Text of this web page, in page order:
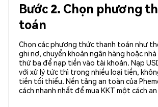
Bước 2. Chọn phương
toán
Chọn các phương thức thanh toán như
ghi nợ, chuyển khoản ngân hàng hoặc
thứ ba để nạp tiền vào tài khoản. Nạp
với xử lý tức thì trong nhiều loại tiền,
tiền tối thiểu. Nền tảng an toàn của
cách nhanh nhất để mua KKT một cách